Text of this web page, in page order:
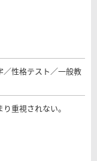
性格テスト／一般教
重視されない。